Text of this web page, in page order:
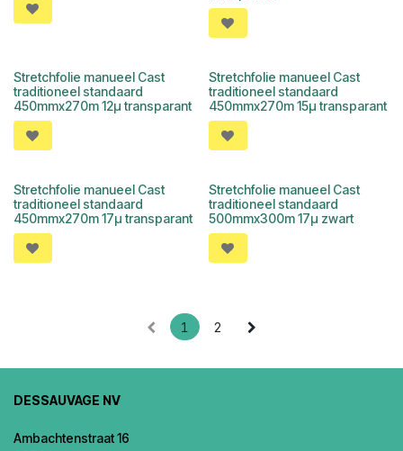
Stretchfolie manueel Cast
traditioneel standaard
450mmx270m 12µ transparant
Stretchfolie manueel Cast
traditioneel standaard
450mmx270m 15µ transparant
Stretchfolie manueel Cast
traditioneel standaard
450mmx270m 17µ transparant
Stretchfolie manueel Cast
traditioneel standaard
500mmx300m 17µ zwart
1 2
DESSAUVAGE NV
Ambachtenstraat 16